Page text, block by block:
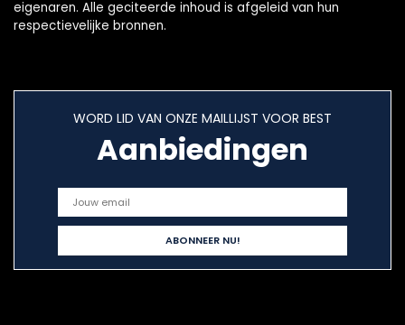
eigenaren. Alle geciteerde inhoud is afgeleid van hun
respectievelijke bronnen.
WORD LID VAN ONZE MAILLIJST VOOR BEST
Aanbiedingen